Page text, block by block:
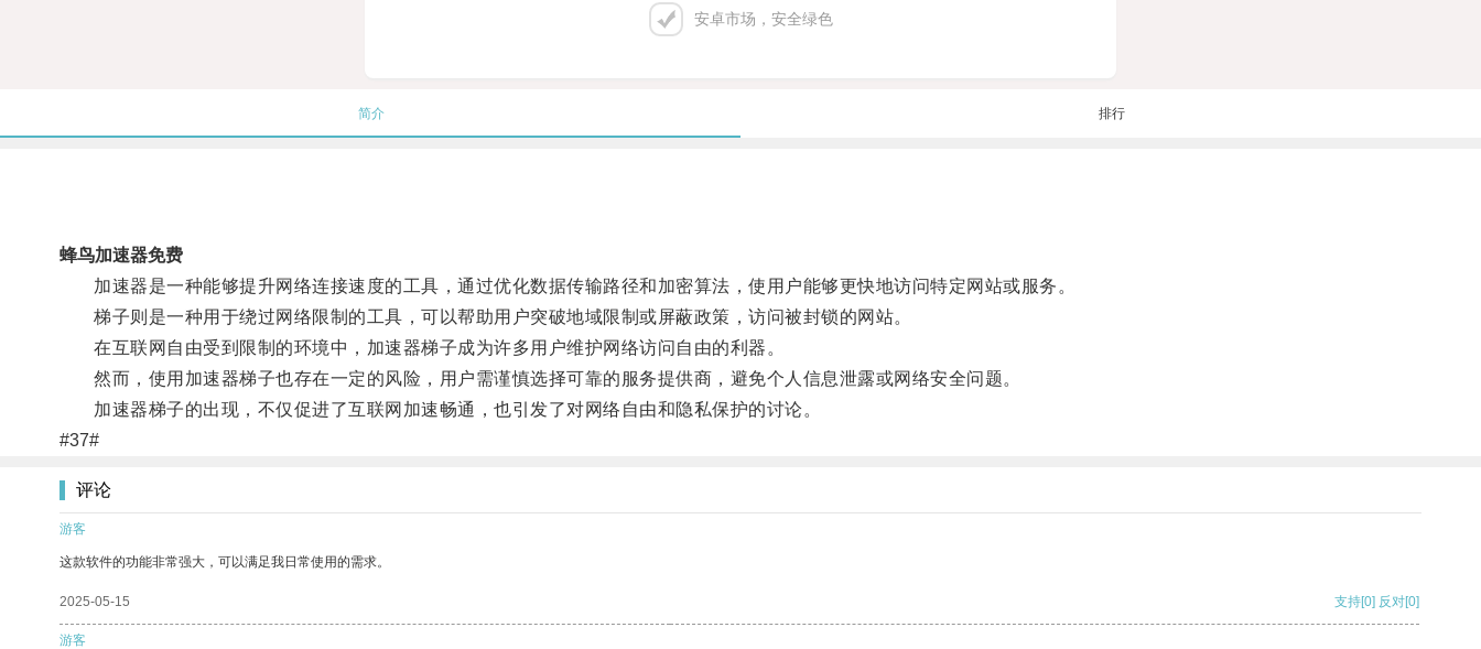
安卓市场，安全绿色
简介 排行
蜂鸟加速器免费
加速器是一种能够提升网络连接速度的工具，通过优化数据传输路径和加密算法，使用户能够更快地访问特定网站或服务。
梯子则是一种用于绕过网络限制的工具，可以帮助用户突破地域限制或屏蔽政策，访问被封锁的网站。
在互联网自由受到限制的环境中，加速器梯子成为许多用户维护网络访问自由的利器。
然而，使用加速器梯子也存在一定的风险，用户需谨慎选择可靠的服务提供商，避免个人信息泄露或网络安全问题。
加速器梯子的出现，不仅促进了互联网加速畅通，也引发了对网络自由和隐私保护的讨论。
#37#
评论
游客
这款软件的功能非常强大，可以满足我日常使用的需求。
2025-05-15 支持[0] 反对[0]
游客